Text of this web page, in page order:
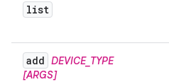
list
add DEVICE_TYPE
[ARGS]